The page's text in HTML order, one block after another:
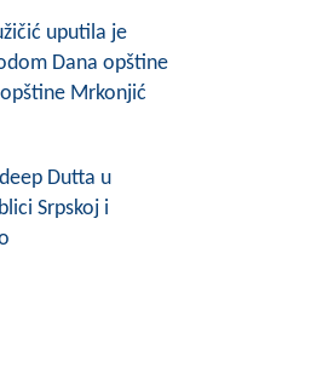
uputila je
Dana opštine
Mrkonjić
Dutta u
Srpskoj i